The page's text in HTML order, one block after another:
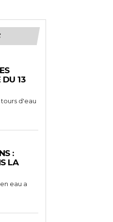
DU 13
tours d'eau
:
LA
eau a